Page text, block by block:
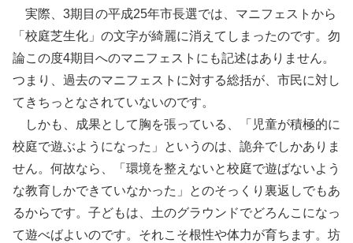
実際、3期目の平成25年市長選では、マニフェストから
「校庭芝生化」の文字が綺麗に消えてしまったのです。勿
論この度4期目へのマニフェストにも記述はありません。
つまり、過去のマニフェストに対する総括が、市民に対し
てきちっとなされていないのです。
しかも、成果として胸を張っている、「児童が積極的に
校庭で遊ぶようになった」というのは、詭弁でしかありま
せん。何故なら、「環境を整えないと校庭で遊ばないよう
な教育しかできていなかった」とのそっくり裏返しでもあ
るからです。子どもは、土のグラウンドでどろんこになっ
て遊べばよいのです。それこそ根性や体力が育ちます。坊